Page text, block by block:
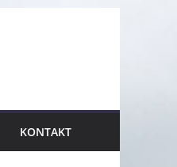
KONTAKT